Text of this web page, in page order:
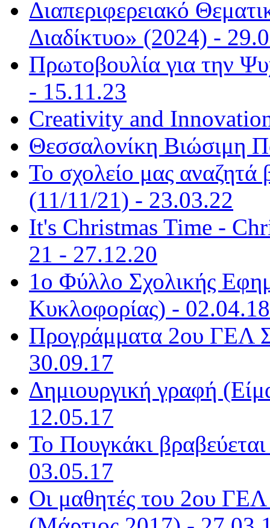
Διαπεριφερειακό
Διαδίκτυο» (2024) -
Πρωτοβουλία για την
- 15.11.23
Creativity and
Θεσσαλονίκη Βιώσιμη
Το σχολείο μας αναζητά
(11/11/21) - 23.03.22
It's Christmas Time -
21 - 27.12.20
1ο Φύλλο Σχολικής
Κυκλοφορίας) - 02.04.18
Προγράμματα 2ου ΓΕΛ
30.09.17
Δημιουργική γραφή
12.05.17
Το Πουγκάκι
03.05.17
Οι μαθητές του 2ου